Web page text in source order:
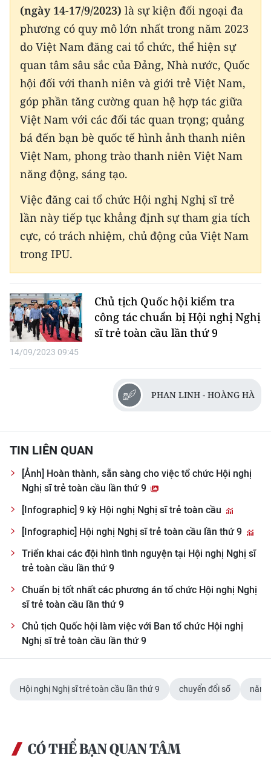
(ngày 14-17/9/2023) là sự kiện đối ngoại đa
phương có quy mô lớn nhất trong năm 2023
do Việt Nam đăng cai tổ chức, thể hiện sự
quan tâm sâu sắc của Đảng, Nhà nước, Quốc
hội đối với thanh niên và giới trẻ Việt Nam,
góp phần tăng cường quan hệ hợp tác giữa
Việt Nam với các đối tác quan trọng; quảng
bá đến bạn bè quốc tế hình ảnh thanh niên
Việt Nam, phong trào thanh niên Việt Nam
năng động, sáng tạo.
Việc đăng cai tổ chức Hội nghị Nghị sĩ trẻ
lần này tiếp tục khẳng định sự tham gia tích
cực, có trách nhiệm, chủ động của Việt Nam
trong IPU.
Chủ tịch Quốc hội kiểm tra
công tác chuẩn bị Hội nghị Nghị
sĩ trẻ toàn cầu lần thứ 9
14/09/2023 09:45
PHAN LINH - HOÀNG HÀ
TIN LIÊN QUAN
[Ảnh] Hoàn thành, sẵn sàng cho việc tổ chức Hội nghị
Nghị sĩ trẻ toàn cầu lần thứ 9
[Infographic] 9 kỳ Hội nghị Nghị sĩ trẻ toàn cầu
[Infographic] Hội nghị Nghị sĩ trẻ toàn cầu lần thứ 9
Triển khai các đội hình tình nguyện tại Hội nghị Nghị sĩ
trẻ toàn cầu lần thứ 9
Chuẩn bị tốt nhất các phương án tổ chức Hội nghị Nghị
sĩ trẻ toàn cầu lần thứ 9
Chủ tịch Quốc hội làm việc với Ban tổ chức Hội nghị
Nghị sĩ trẻ toàn cầu lần thứ 9
Hội nghị Nghị sĩ trẻ toàn cầu lần thứ 9 chuyển đổi số năng
CÓ THỂ BẠN QUAN TÂM